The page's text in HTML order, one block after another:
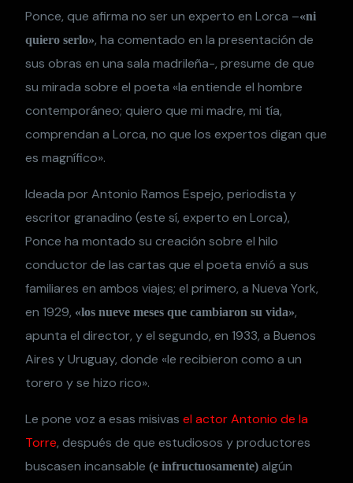
Ponce, que afirma no ser un experto en Lorca –«ni
quiero serlo», ha comentado en la presentación de
sus obras en una sala madrileña-, presume de que
su mirada sobre el poeta «la entiende el hombre
contemporáneo; quiero que mi madre, mi tía,
comprendan a Lorca, no que los expertos digan que
es magnífico».
Ideada por Antonio Ramos Espejo, periodista y
escritor granadino (este sí, experto en Lorca),
Ponce ha montado su creación sobre el hilo
conductor de las cartas que el poeta envió a sus
familiares en ambos viajes; el primero, a Nueva York,
en 1929, «los nueve meses que cambiaron su vida»,
apunta el director, y el segundo, en 1933, a Buenos
Aires y Uruguay, donde «le recibieron como a un
torero y se hizo rico».
Le pone voz a esas misivasel actor Antonio de la
Torre, después de que estudiosos y productores
buscasen incansable (e infructuosamente)algún